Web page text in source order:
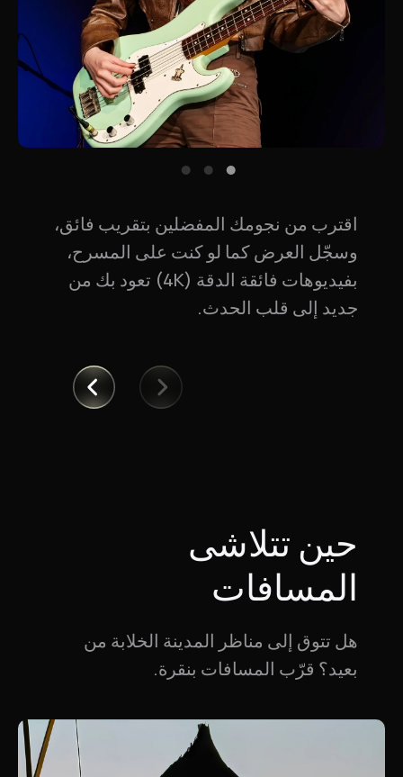
اقترب من نجومك المفضلين بتقريب فائق،
وسجّل العرض كما لو كنت على المسرح،
بفيديوهات فائقة الدقة (4K) تعود بك من
جديد إلى قلب الحدث.
حين تتلاشى
المسافات
هل تتوق إلى مناظر المدينة الخلابة من
بعيد؟ قرّب المسافات بنقرة.